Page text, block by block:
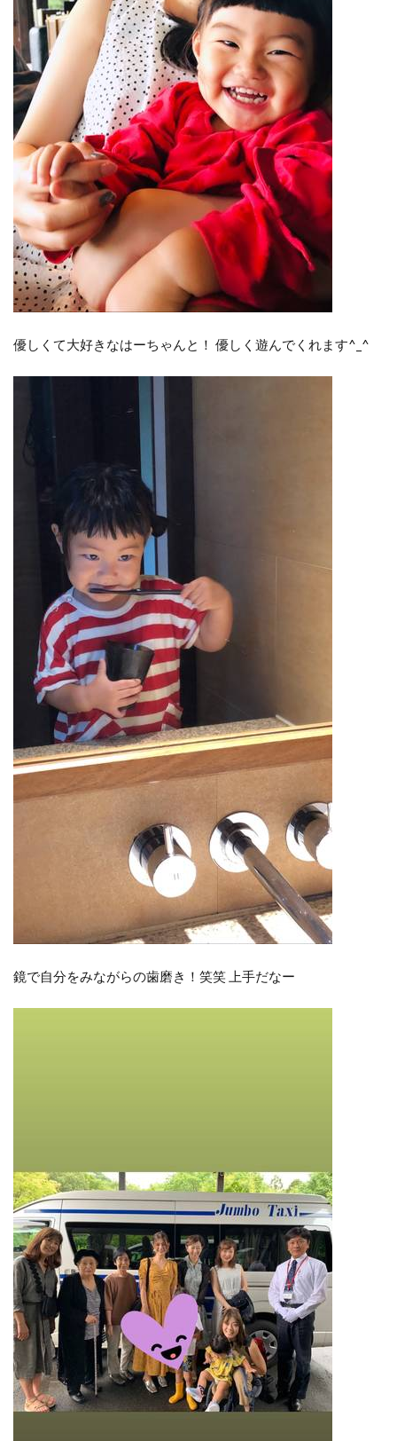
優しくて大好きなはーちゃんと！ 優しく遊んでくれます^_^
鏡で自分をみながらの歯磨き！笑笑 上手だなー